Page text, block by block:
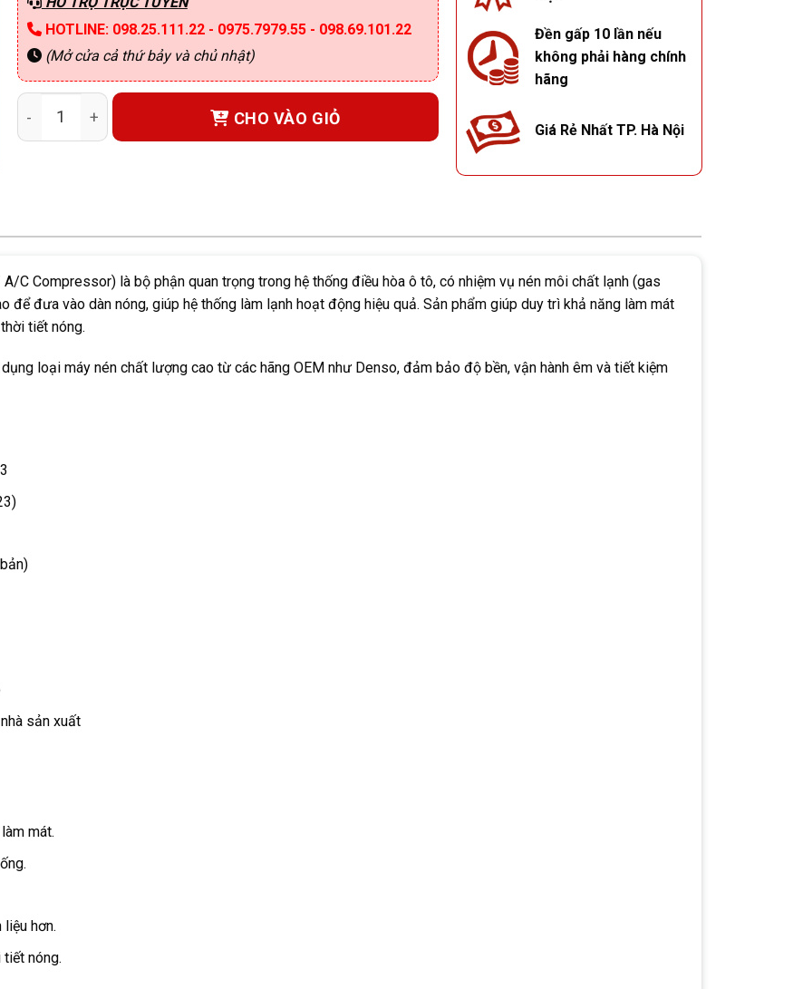
HOTLINE: 098.25.111.22 - 0975.7979.55 - 098.69.101.22
(Mở cửa cả thứ bảy và chủ nhật)
Lốc điều hòa Suzuki Ertiga 2023 số lượng
CHO VÀO GIỎ
Đền gấp 10 lần nếu
không phải hàng chính
hãng
Giá Rẻ Nhất TP. Hà Nội
C Compressor) là bộ phận quan trọng trong hệ thống điều hòa ô tô, có nhiệm vụ nén môi chất lạnh (gas
để đưa vào dàn nóng, giúp hệ thống làm lạnh hoạt động hiệu quả. Sản phẩm giúp duy trì khả năng làm mát
tiết nóng.
loại máy nén chất lượng cao từ các hãng OEM như Denso, đảm bảo độ bền, vận hành êm và tiết kiệm
sản xuất
mát.
hơn.
nóng.